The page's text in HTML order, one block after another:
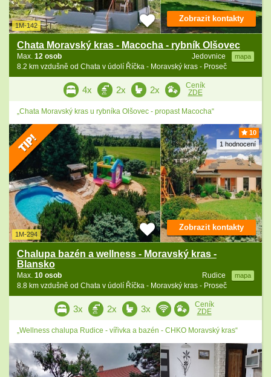
1M-142
Chata Moravský kras - Macocha - rybník Olšovec
Jedovnice mapa
Max. 12 osob
8.2 km vzdušně od Chata v údolí Říčka - Moravský kras - Proseč
Zobrazit kontakty
4x 2x 2x
Ceník
ZDE
„Chata Moravský kras u rybníka Olšovec - propast Macocha“
10
1 hodnocení
1M-294
Chalupa bazén a wellness - Moravský kras -
Blansko
Rudice mapa
Max. 10 osob
8.8 km vzdušně od Chata v údolí Říčka - Moravský kras - Proseč
Zobrazit kontakty
3x 2x 3x
Ceník
ZDE
„Wellness chalupa Rudice - vířivka a bazén - CHKO Moravský kras“